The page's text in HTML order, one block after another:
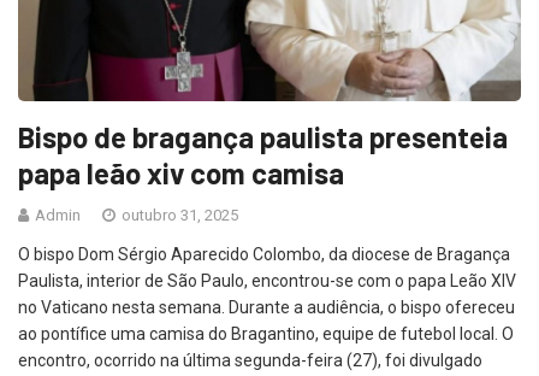
Bispo de bragança paulista presenteia
papa leão xiv com camisa
Admin outubro 31, 2025
O bispo Dom Sérgio Aparecido Colombo, da diocese de Bragança
Paulista, interior de São Paulo, encontrou-se com o papa Leão XIV
no Vaticano nesta semana. Durante a audiência, o bispo ofereceu
ao pontífice uma camisa do Bragantino, equipe de futebol local. O
encontro, ocorrido na última segunda-feira (27), foi divulgado